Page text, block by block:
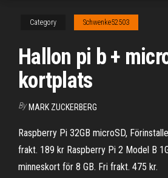
Category Schwenke52503
Hallon pi b +
kortplats
By MARK ZUCKERBERG
Raspberry Pi 32GB microSD,
frakt. 189 kr Raspberry Pi 2 Model B
minneskort för 8 GB. Fri frakt. 475 kr.